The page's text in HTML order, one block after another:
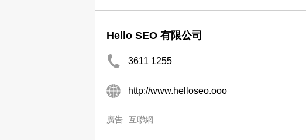
Hello SEO 有限公司
3611 1255
http://www.helloseo.ooo
廣告─互聯網